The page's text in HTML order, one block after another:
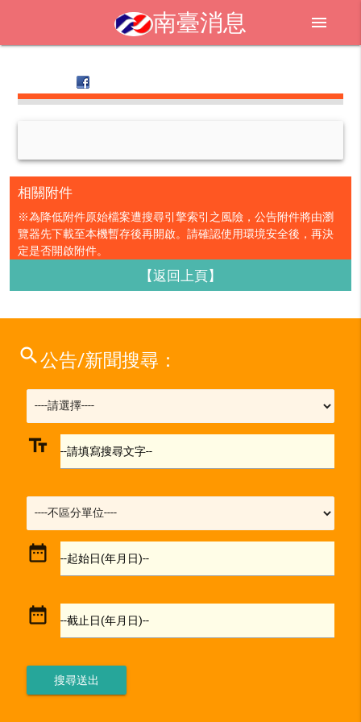
南臺消息 menu
相關附件
※為降低附件原始檔案遭搜尋引擎索引之風險，公告附件將由瀏
覽器先下載至本機暫存後再開啟。請確認使用環境安全後，再決
定是否開啟附件。
【返回上頁】
search公告/新聞搜尋：
text_fields --請填寫搜尋文字--
date_range --起始日(年月日)--
date_range --截止日(年月日)--